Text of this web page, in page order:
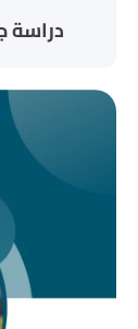
دراسة